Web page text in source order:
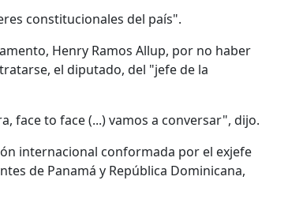
constitucionales del país".
Henry Ramos Allup, por no haber
el diputado, del "jefe de la
face to face (...) vamos a conversar", dijo.
internacional conformada por el exjefe
de Panamá y República Dominicana,